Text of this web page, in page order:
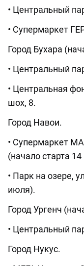
• Центральный
• Супермаркет
Город Бухара
• Центральный
• Центральная
шох, 8.
Город Навои.
• Супермаркет
(начало старта
• Парк на озере,
июля).
Город Ургенч
• Центральный
Город Нукус.